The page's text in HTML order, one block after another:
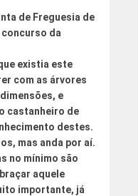
de Freguesia de
da
existia este
com as árvores
e
castanheiro de
destes.
mas anda por aí.
no mínimo são
aquele
importante, já